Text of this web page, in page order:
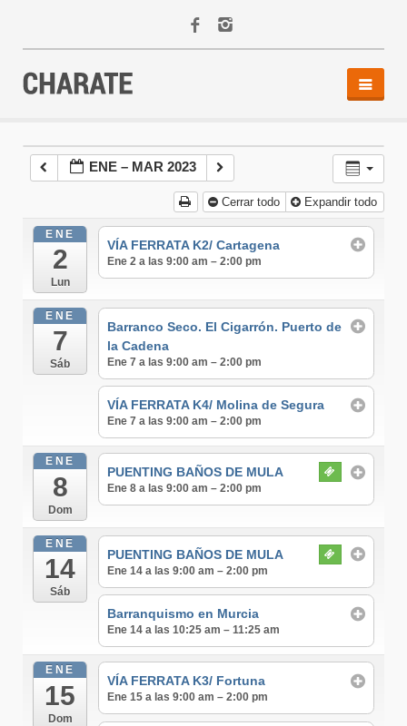
AGENDA
ACTIVIDADES
EQUIPO
CONTACTO
ENE – MAR 2023
Cerrar todo Expandir todo
ENE
2
Lun
VÍA FERRATA K2/ Cartagena
Ene 2 a las 9:00 am – 2:00 pm
ENE
7
Sáb
Barranco Seco. El Cigarrón. Puerto de
la Cadena
Ene 7 a las 9:00 am – 2:00 pm
VÍA FERRATA K4/ Molina de Segura
Ene 7 a las 9:00 am – 2:00 pm
ENE
8
Dom
PUENTING BAÑOS DE MULA
Ene 8 a las 9:00 am – 2:00 pm
ENE
14
Sáb
PUENTING BAÑOS DE MULA
Ene 14 a las 9:00 am – 2:00 pm
Barranquismo en Murcia
Ene 14 a las 10:25 am – 11:25 am
ENE
15
Dom
VÍA FERRATA K3/ Fortuna
Ene 15 a las 9:00 am – 2:00 pm